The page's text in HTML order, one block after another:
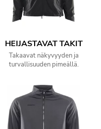
HEIJASTAVAT TAKIT
Takaavat näkyvyyden ja
turvallisuuden pimeällä.